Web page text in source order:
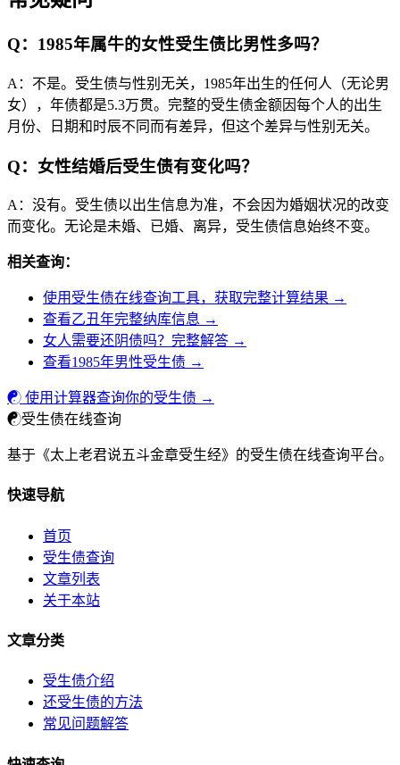
Q：1985年属牛的女性受生债比男性多吗？
A：不是。受生债与性别无关，1985年出生的任何人（无论男
女），年债都是5.3万贯。完整的受生债金额因每个人的出生
月份、日期和时辰不同而有差异，但这个差异与性别无关。
Q：女性结婚后受生债有变化吗？
A：没有。受生债以出生信息为准，不会因为婚姻状况的改变
而变化。无论是未婚、已婚、离异，受生债信息始终不变。
相关查询：
使用受生债在线查询工具，获取完整计算结果 →
查看乙丑年完整纳库信息 →
女人需要还阴债吗？完整解答 →
查看1985年男性受生债 →
☯ 使用计算器查询你的受生债 →
☯受生债在线查询
基于《太上老君说五斗金章受生经》的受生债在线查询平台。
快速导航
首页
受生债查询
文章列表
关于本站
文章分类
受生债介绍
还受生债的方法
常见问题解答